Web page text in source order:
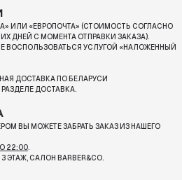
ИЛИ «ЕВРОПОЧТА» (СТОИМОСТЬ СОГЛАСНО
ДНЕЙ С МОМЕНТА ОТПРАВКИ ЗАКАЗА).
ВОСПОЛЬЗОВАТЬСЯ УСЛУГОЙ «НАЛОЖЕННЫЙ
ДОСТАВКА ПО БЕЛАРУСИ
ДОСТАВКА.
ВЫ МОЖЕТЕ ЗАБРАТЬ ЗАКАЗ ИЗ НАШЕГО
22:00.
ЭТАЖ, САЛОН BARBER&CO.